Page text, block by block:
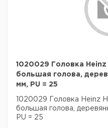
1020029 Головка Heinz
большая голова,
мм, PU = 25
1020029 Головка Heinz
большая голова,
PU = 25